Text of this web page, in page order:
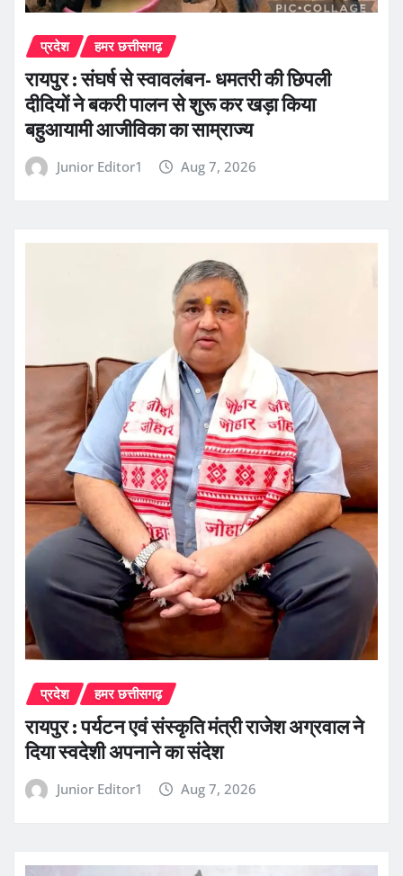
प्रदेश हमर छत्तीसगढ़
रायपुर : संघर्ष से स्वावलंबन- धमतरी की छिपली
दीदियों ने बकरी पालन से शुरू कर खड़ा किया
बहुआयामी आजीविका का साम्राज्य
Junior Editor1 Aug 7, 2026
प्रदेश हमर छत्तीसगढ़
रायपुर : पर्यटन एवं संस्कृति मंत्री राजेश अग्रवाल ने
दिया स्वदेशी अपनाने का संदेश
Junior Editor1 Aug 7, 2026